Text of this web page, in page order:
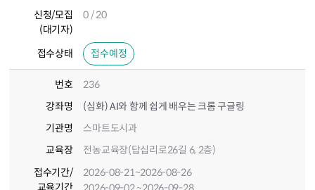
신청/모집
(대기자)
0 / 20
접수상태 접수예정
번호
236
강좌명
(심화) AI와 함께 쉽게 배우는 크롬 구글링
기관명
스마트도시과
교육장
전농교육장(답십리로26길 6, 2층)
접수기간/
교육기간
2026-08-21~2026-08-26